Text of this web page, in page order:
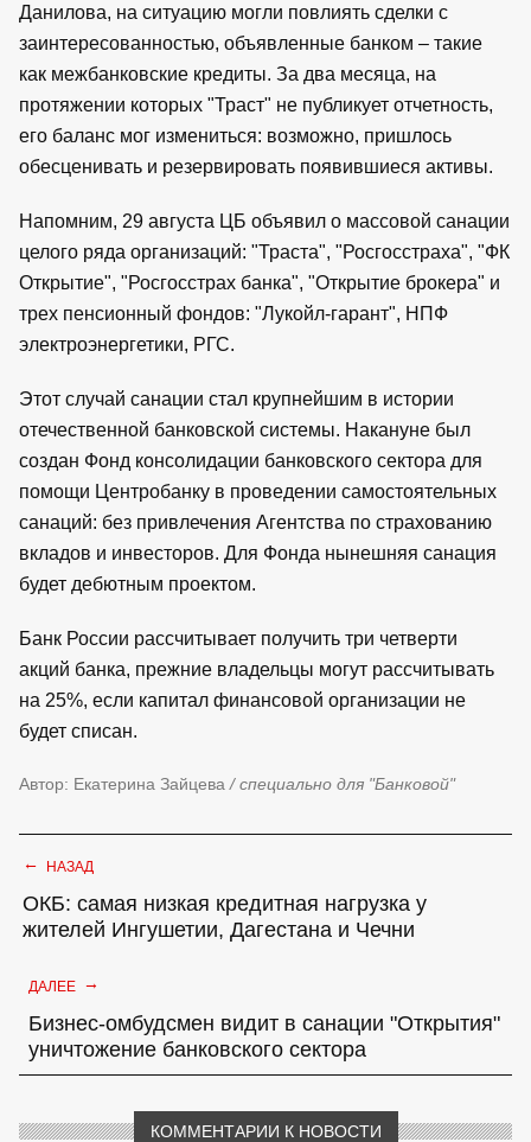
Данилова, на ситуацию могли повлиять сделки с
заинтересованностью, объявленные банком – такие
как межбанковские кредиты. За два месяца, на
протяжении которых "Траст" не публикует отчетность,
его баланс мог измениться: возможно, пришлось
обесценивать и резервировать появившиеся активы.
Напомним, 29 августа ЦБ объявил о массовой санации
целого ряда организаций: "Траста", "Росгосстраха", "ФК
Открытие", "Росгосстрах банка", "Открытие брокера" и
трех пенсионный фондов: "Лукойл-гарант", НПФ
электроэнергетики, РГС.
Этот случай санации стал крупнейшим в истории
отечественной банковской системы. Накануне был
создан Фонд консолидации банковского сектора для
помощи Центробанку в проведении самостоятельных
санаций: без привлечения Агентства по страхованию
вкладов и инвесторов. Для Фонда нынешняя санация
будет дебютным проектом.
Банк России рассчитывает получить три четверти
акций банка, прежние владельцы могут рассчитывать
на 25%, если капитал финансовой организации не
будет списан.
Автор: Екатерина Зайцева / специально для "Банковой"
← НАЗАД
ОКБ: самая низкая кредитная нагрузка у
жителей Ингушетии, Дагестана и Чечни
ДАЛЕЕ →
Бизнес-омбудсмен видит в санации "Открытия"
уничтожение банковского сектора
КОММЕНТАРИИ К НОВОСТИ